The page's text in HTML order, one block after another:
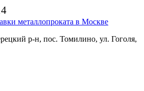
р-н, пос. Томилино, ул. Гоголя,